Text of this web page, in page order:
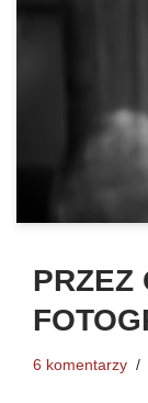
PRZEZ
6 komentarzy